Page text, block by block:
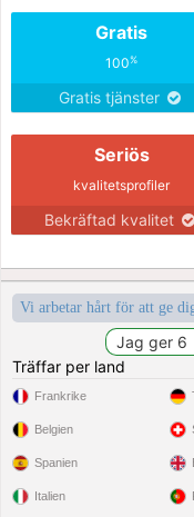
Gratis
100%
Gratis tjänster
Seriös
kvalitetsprofiler
Bekräftad kvalitet
Vi arbetar hårt för att ge
Träffar per land
Frankrike
Belgien
Spanien
Italien